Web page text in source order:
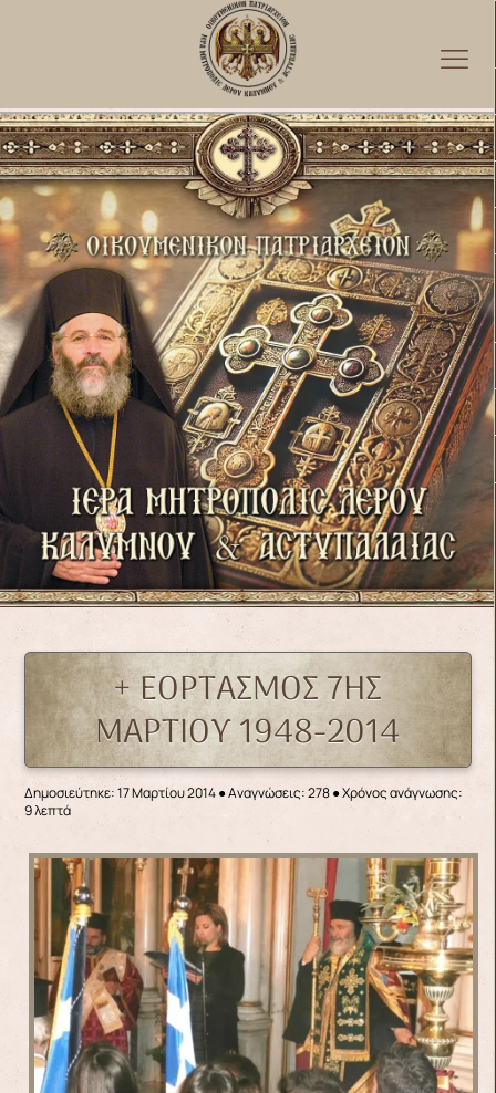
+ ΕΟΡΤΑΣΜΟΣ 7ΗΣ
ΜΑΡΤΙΟΥ 1948-2014
Δημοσιεύτηκε: 17 Μαρτίου 2014●Αναγνώσεις: 278● Χρόνος ανάγνωσης:
9 λεπτά